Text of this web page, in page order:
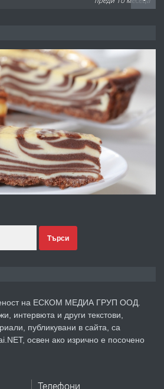
преди 1 година
за общи работници
преди 1 година
поход "По стъпките на Ангел
преди 1 година
по Математика
Търси
на ЕСКОМ МЕДИА ГРУП ООД.
интервюта и други текстови,
публикувани в сайта, са
освен ако изрично е посочено
Телефони